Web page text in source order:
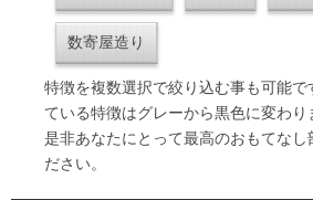
数寄屋造り
特徴を複数選択で絞り込む事も可能で
ている特徴はグレーから黒色に変わり
是非あなたにとって最高のおもてなし
ださい。